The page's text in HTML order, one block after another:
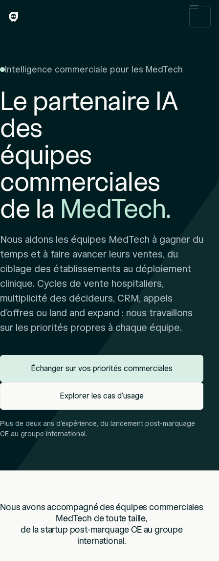
Intelligence commerciale pour les MedTech
Le partenaire IA
des
équipes
commerciales
de la MedTech.
Nous aidons les équipes MedTech à gagner du
temps et à faire avancer leurs ventes, du
ciblage des établissements au déploiement
clinique. Cycles de vente hospitaliers,
multiplicité des décideurs, CRM, appels
d’offres ou land and expand : nous travaillons
sur les priorités propres à chaque équipe.
Échanger sur vos priorités commerciales
Explorer les cas d’usage
Plus de deux ans d’expérience, du lancement post-marquage
CE au groupe international.
Nous avons accompagné des équipes commerciales
MedTech de toute taille,
de la startup post-marquage CE au groupe
international.